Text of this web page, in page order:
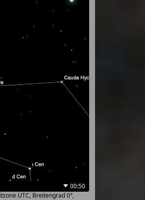
00:50
UTC, Breitengrad 0°,